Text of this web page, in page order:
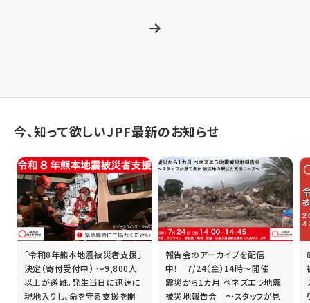
今、知って欲しいJPF最新のお知らせ
「令和8年熊本地震被災者支援」
決定（寄付受付中） ～9,800人
以上が避難。発生当日に迅速に
現地入りし、命を守る支援を開
報告会のアーカイブを配信
中！ 7/24（金）14時～開催
震災から1カ月 ベネズエラ地震
被災地報告会 ～スタッフが見